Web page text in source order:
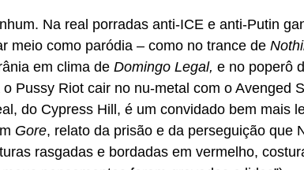
Na real porradas anti-ICE e anti-Putin
meio como paródia – como no trance de
em clima de Domingo Legal, e no poperô
Pussy Riot cair no nu-metal com o Avenged
do Cypress Hill, é um convidado bem mais
Gore, relato da prisão e da perseguição que
rasgadas e bordadas em vermelho,